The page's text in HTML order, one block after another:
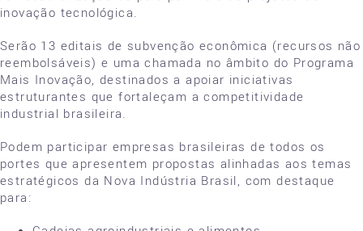
inovação tecnológica.
Serão 13 editais de subvenção econômica (recursos não
reembolsáveis) e uma chamada no âmbito do Programa
Mais Inovação, destinados a apoiar iniciativas
estruturantes que fortaleçam a competitividade
industrial brasileira.
Podem participar empresas brasileiras de todos os
portes que apresentem propostas alinhadas aos temas
estratégicos da Nova Indústria Brasil, com destaque
para: